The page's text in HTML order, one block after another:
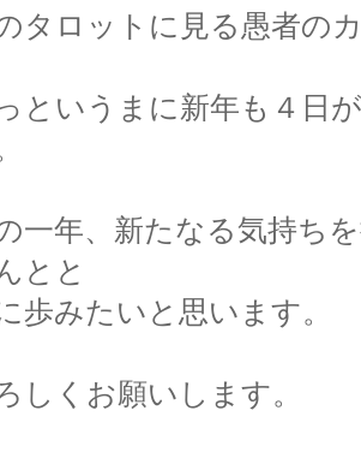
タロットに見る愚者の
というまに新年も４日
一年、新たなる気持ち
とと
歩みたいと思います。
しくお願いします。